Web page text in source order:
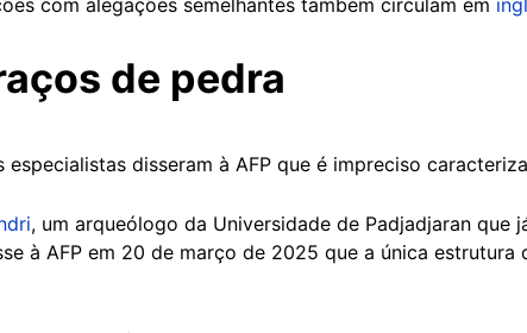
de pedra
especialistas disseram à AFP que é impreciso
, um arqueólogo da Universidade de Padjadjaran
à AFP em 20 de março de 2025 que a única estrutura